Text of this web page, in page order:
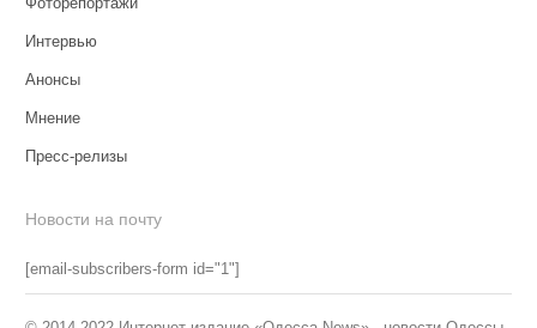
Интервью
Анонсы
Мнение
Пресс-релизы
Новости на почту
[email-subscribers-form id="1"]